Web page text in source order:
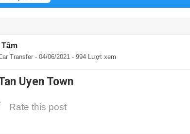
Tâm
Transfer - 04/06/2021 - 994 Lượt xem
Uyen Town
Rate this post